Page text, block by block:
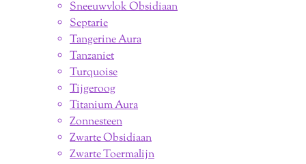
Sneeuwvlok Obsidiaan
Septarie
Tangerine Aura
Tanzaniet
Turquoise
Tijgeroog
Titanium Aura
Zonnesteen
Zwarte Obsidiaan
Zwarte Toermalijn